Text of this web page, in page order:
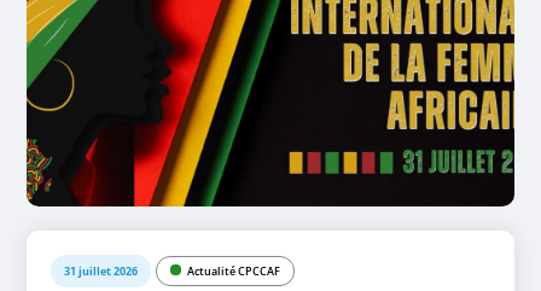
31 juillet 2026 Actualité CPCCAF